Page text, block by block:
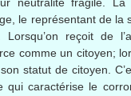
, le représentantde la
Lorsqu’on reçoitde
commeun citoyen;
sonstatut decitoyen .
quicaractérise le